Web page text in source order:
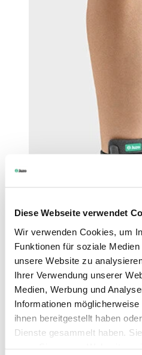
Diese Webseite verwendet
Wir verwenden Cookies, um
Funktionen für soziale
unsere Website zu
Ihrer Verwendung unserer
Medien, Werbung und
Informationen
ihnen bereitgestellt haben
Dienste gesammelt haben.